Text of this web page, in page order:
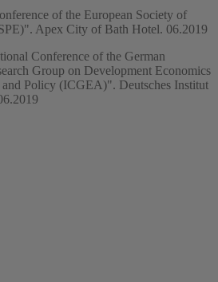
of the European Society of
Apex City of Bath Hotel. 06.2019
Conference of the German
Group on Development Economics
Policy (ICGEA)". Deutsches Institut